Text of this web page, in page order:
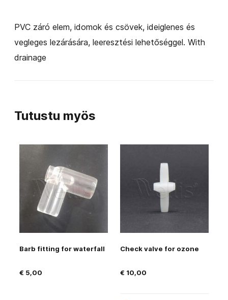
PVC záró elem, idomok és csövek, ideiglenes és
vegleges lezárására, leeresztési lehetőséggel. With
drainage
Tutustu myös
Barb fitting for waterfall
€ 5,00
Check valve for ozone
€ 10,00